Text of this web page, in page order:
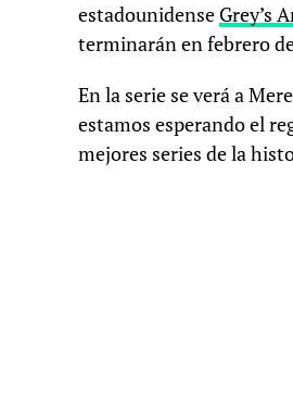
estadounidense Grey’s
terminarán en febrero
En la serie se verá a
estamos esperando el
mejores series de la